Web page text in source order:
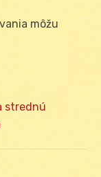
môžu
strednú